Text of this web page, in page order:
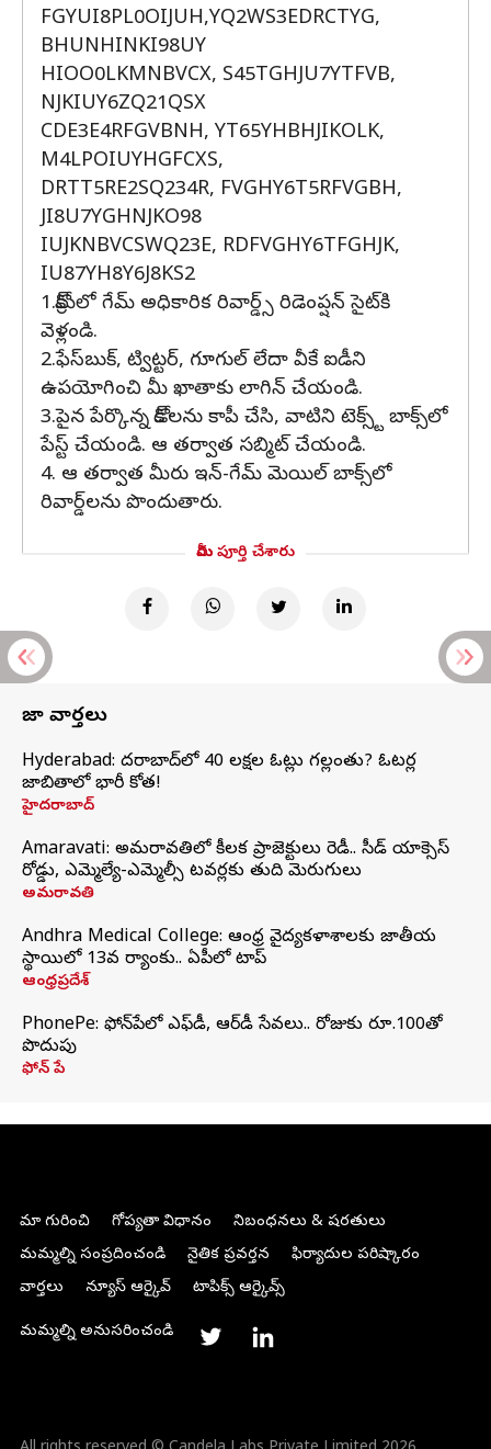
FGYUI8PL0OIJUH,YQ2WS3EDRCTYG,
BHUNHINKI98UY
HIOO0LKMNBVCX, S45TGHJU7YTFVB,
NJKIUY6ZQ21QSX
CDE3E4RFGVBNH, YT65YHBHJIKOLK,
M4LPOIUYHGFCXS,
DRTT5RE2SQ234R, FVGHY6T5RFVGBH,
JI8U7YGHNJKO98
IUJKNBVCSWQ23E, RDFVGHY6TFGHJK,
IU87YH8Y6J8KS2
1.క్రోమ్‌లో గేమ్ అధికారిక రివార్డ్స్ రిడెంప్షన్ సైట్‌కి
వెళ్లండి.
2.ఫేస్‌బుక్, ట్విట్టర్, గూగుల్ లేదా వీకే ఐడీని
ఉపయోగించి మీ ఖాతాకు లాగిన్ చేయండి.
3.పైన పేర్కొన్న కోడ్‌లను కాపీ చేసి, వాటిని టెక్స్ట్ బాక్స్‌లో
పేస్ట్ చేయండి. ఆ తర్వాత సబ్మిట్ చేయండి.
4. ఆ తర్వాత మీరు ఇన్-గేమ్ మెయిల్ బాక్స్‌లో
రివార్డ్‌లను పొందుతారు.
మీరు పూర్తి చేశారు
తాజా వార్తలు
Hyderabad: హైదరాబాద్‌లో 40 లక్షల ఓట్లు గల్లంతు? ఓటర్ల
జాబితాలో భారీ కోత!
హైదరాబాద్
Amaravati: అమరావతిలో కీలక ప్రాజెక్టులు రెడీ.. సీడ్‌ యాక్సెస్‌
రోడ్డు, ఎమ్మెల్యే-ఎమ్మెల్సీ టవర్లకు తుది మెరుగులు
అమరావతి
Andhra Medical College: ఆంధ్ర వైద్యకళాశాలకు జాతీయ
స్థాయిలో 13వ ర్యాంకు.. ఏపీలో టాప్
ఆంధ్రప్రదేశ్
PhonePe: ఫోన్‌పేలో ఎఫ్‌డీ, ఆర్‌డీ సేవలు.. రోజుకు రూ.100తో
పొదుపు
ఫోన్‌ పే
మా గురించి గోప్యతా విధానం
నిబంధనలు & షరతులు
మమ్మల్ని సంప్రదించండి
నైతిక ప్రవర్తన
ఫిర్యాదుల పరిష్కారం
వార్తలు
న్యూస్ ఆర్కైవ్ టాపిక్స్ ఆర్కైవ్స్
మమ్మల్ని అనుసరించండి